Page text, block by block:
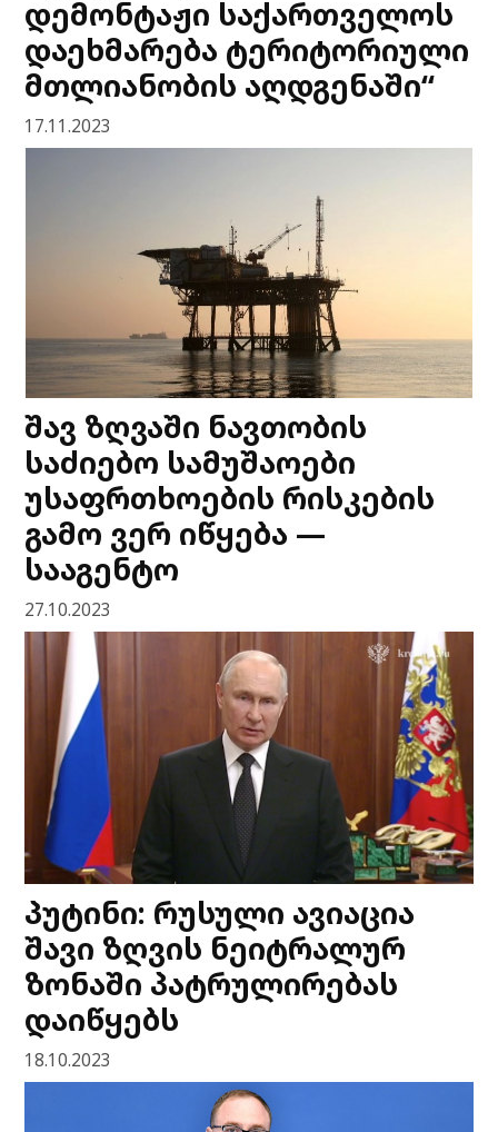
დემონტაჟი საქართველოს
დაეხმარება ტერიტორიული
მთლიანობის აღდგენაში“
17.11.2023
შავ ზღვაში ნავთობის
საძიებო სამუშაოები
უსაფრთხოების რისკების
გამო ვერ იწყება —
სააგენტო
27.10.2023
პუტინი: რუსული ავიაცია
შავი ზღვის ნეიტრალურ
ზონაში პატრულირებას
დაიწყებს
18.10.2023